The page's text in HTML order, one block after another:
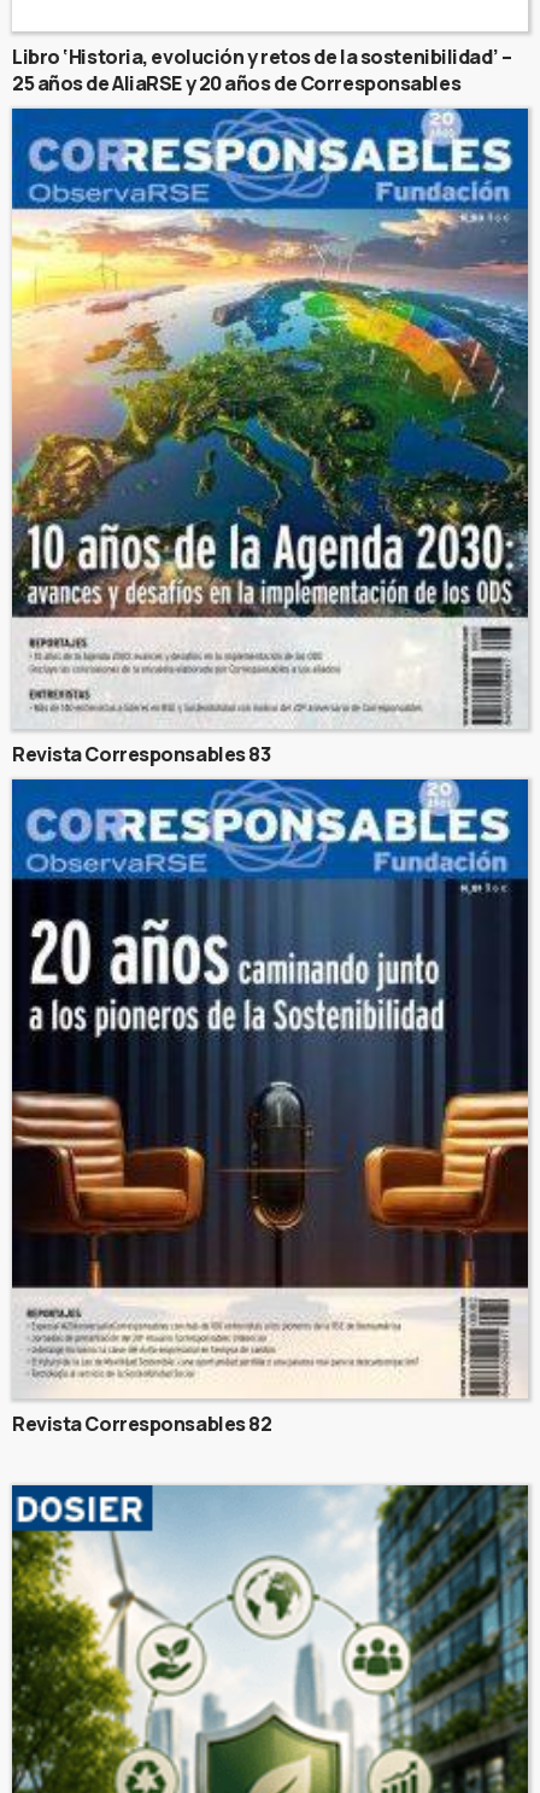
Libro ‘Historia, evolución y retos de la sostenibilidad’ –
25 años de AliaRSE y 20 años de Corresponsables
Revista Corresponsables 83
Revista Corresponsables 82